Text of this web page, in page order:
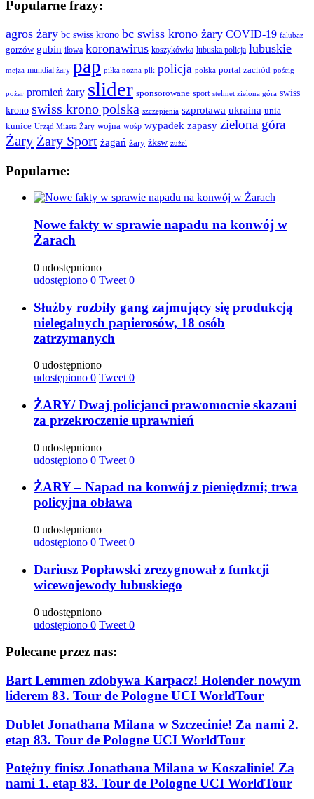
Popularne frazy:
agros żary bc swiss krono bc swiss krono żary COVID-19 falubaz
gorzów gubin iłowa koronawirus koszykówka lubuska policja lubuskie
mejza mundial żary pap piłka nożna plk policja polska portal zachód pościg
pożar promień żary slider sponsorowane sport stelmet zielona góra swiss
krono swiss krono polska szczepienia szprotawa ukraina unia
kunice Urząd Miasta Żary wojna wośp wypadek zapasy zielona góra
Żary Żary Sport żagań żary żksw żużel
Popularne:
Nowe fakty w sprawie napadu na konwój w
Żarach
0 udostępniono
udostępiono 0 Tweet 0
Służby rozbiły gang zajmujący się produkcją
nielegalnych papierosów, 18 osób
zatrzymanych
0 udostępniono
udostępiono 0 Tweet 0
ŻARY/ Dwaj policjanci prawomocnie skazani
za przekroczenie uprawnień
0 udostępniono
udostępiono 0 Tweet 0
ŻARY – Napad na konwój z pieniędzmi; trwa
policyjna obława
0 udostępniono
udostępiono 0 Tweet 0
Dariusz Popławski zrezygnował z funkcji
wicewojewody lubuskiego
0 udostępniono
udostępiono 0 Tweet 0
Polecane przez nas:
Bart Lemmen zdobywa Karpacz! Holender nowym
liderem 83. Tour de Pologne UCI WorldTour
Dublet Jonathana Milana w Szczecinie! Za nami 2.
etap 83. Tour de Pologne UCI WorldTour
Potężny finisz Jonathana Milana w Koszalinie! Za
nami 1. etap 83. Tour de Pologne UCI WorldTour